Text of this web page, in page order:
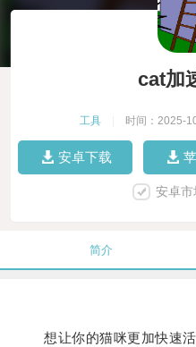
cat加
工具 时间：2025-
安卓下载
安卓
简介
想让你的猫咪更加快速活